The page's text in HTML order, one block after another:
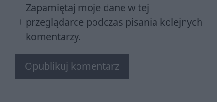
Zapamiętaj moje dane w tej
przeglądarce podczas pisania kolejnych
komentarzy.